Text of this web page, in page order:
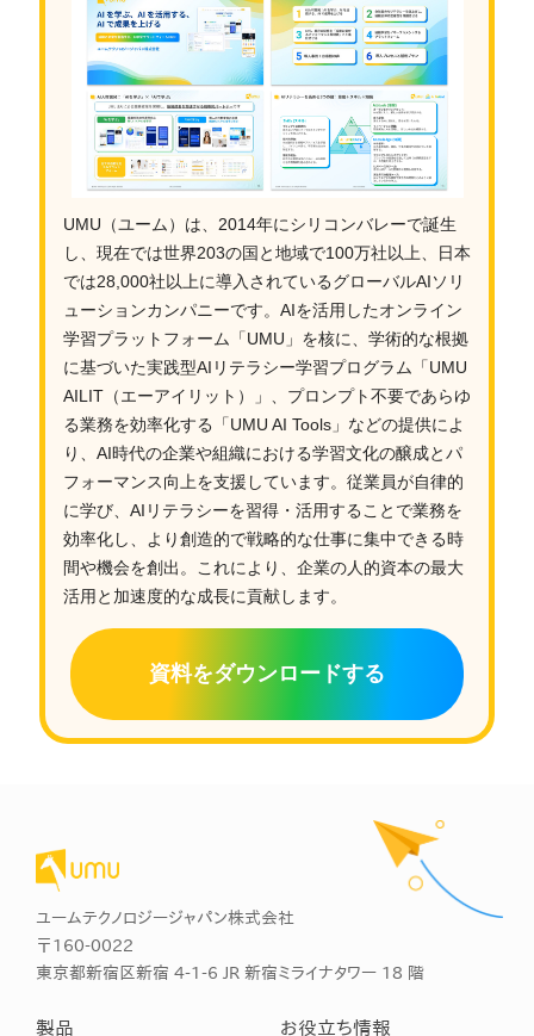
UMU（ユーム）は、2014年にシリコンバレーで誕生
し、現在では世界203の国と地域で100万社以上、日本
では28,000社以上に導入されているグローバルAIソリ
ューションカンパニーです。AIを活用したオンライン
学習プラットフォーム「UMU」を核に、学術的な根拠
に基づいた実践型AIリテラシー学習プログラム「UMU
AILIT（エーアイリット）」、プロンプト不要であらゆ
る業務を効率化する「UMU AI Tools」などの提供によ
り、AI時代の企業や組織における学習文化の醸成とパ
フォーマンス向上を支援しています。従業員が自律的
に学び、AIリテラシーを習得・活用することで業務を
効率化し、より創造的で戦略的な仕事に集中できる時
間や機会を創出。これにより、企業の人的資本の最大
活用と加速度的な成長に貢献します。
資料をダウンロードする
ユームテクノロジージャパン株式会社
〒160-0022
東京都新宿区新宿 4-1-6 JR 新宿ミライナタワー 18 階
製品 お役立ち情報